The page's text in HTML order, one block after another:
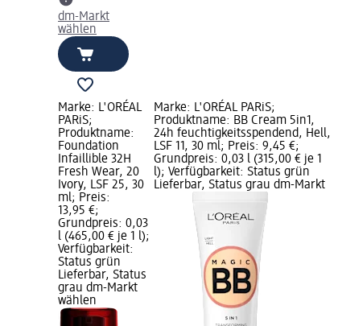
dm-Markt
wählen
Marke: L'ORÉAL
PARiS;
Produktname:
Foundation
Infaillible 32H
Fresh Wear, 20
Ivory, LSF 25, 30
ml; Preis:
13,95 €;
Grundpreis: 0,03
l (465,00 € je 1 l);
Verfügbarkeit:
Status grün
Lieferbar, Status
grau dm-Markt
wählen
Marke: L'ORÉAL PARiS;
Produktname: BB Cream 5in1,
24h feuchtigkeitsspendend, Hell,
LSF 11, 30 ml; Preis: 9,45 €;
Grundpreis: 0,03 l (315,00 € je 1
l); Verfügbarkeit: Status grün
Lieferbar, Status grau dm-Markt